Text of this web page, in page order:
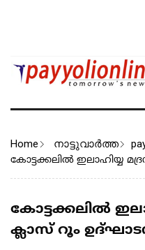
Home നാട്ടുവാര്‍ത്ത
കോട്ടക്കലിൽ ഇലാഹിയ്യ
കോട്ടക്കലിൽ
ക്ലാസ് റൂം